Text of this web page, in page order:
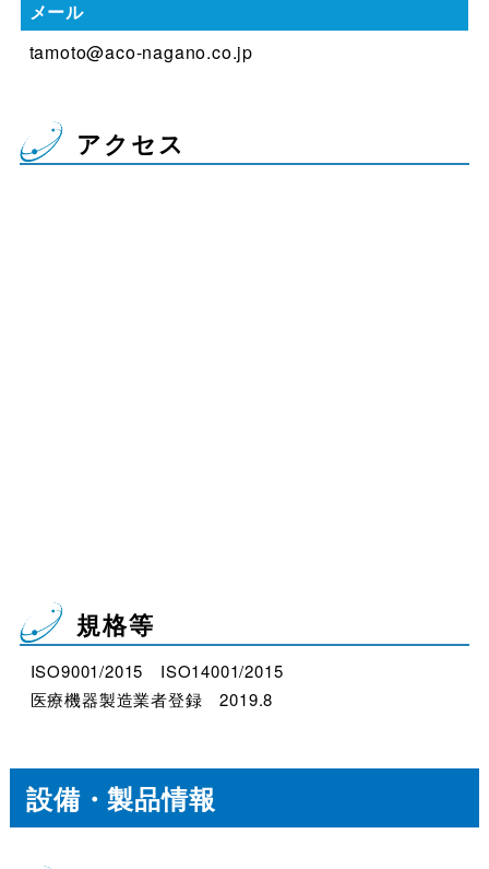
メール
tamoto@aco-nagano.co.jp
アクセス
規格等
ISO9001/2015 ISO14001/2015
医療機器製造業者登録 2019.8
設備・製品情報